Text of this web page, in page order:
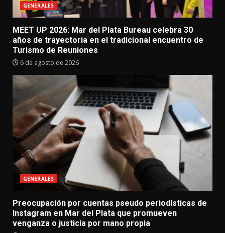
GENERALES
MEET UP 2026: Mar del Plata Bureau celebra 30
años de trayectoria en el tradicional encuentro de
Turismo de Reuniones
6 de agosto de 2026
GENERALES
Preocupación por cuentas pseudo periodísticas de
Instagram en Mar del Plata que promueven
venganza o justicia por mano propia